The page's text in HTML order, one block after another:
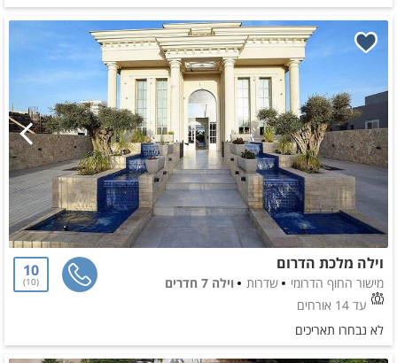
וילה מלכת הדרום
מישור החוף הדרומי שדרות
וילה 7 חדרים
עד 14 אורחים
10
10
לא נבחרו תאריכים